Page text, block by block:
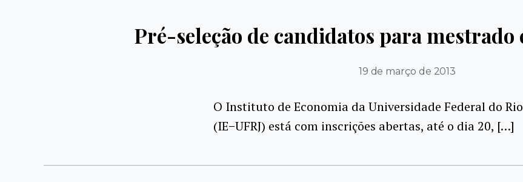
Pré-seleção de candidatos para mestrado
19 de março de 2013
O Instituto de Economia da Universidade Federal do
(IE−UFRJ) está com inscrições abertas, até o dia 20, […]